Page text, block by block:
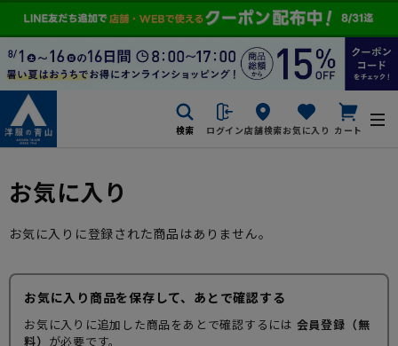
検索 ログイン店舗検索お気に入り カート
お気に入り
お気に入りに登録された商品はありません。
お気に入り商品を保存して、あとで確認する
お気に入りに追加した商品をあとで確認するには 会員登録（無
料） が必要です。